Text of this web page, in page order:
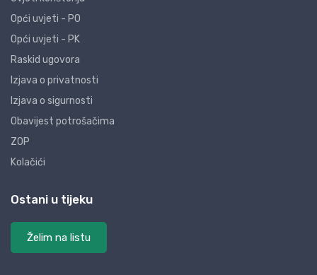
Opći uvjeti - PO
Opći uvjeti - PK
Raskid ugovora
Izjava o privatnosti
Izjava o sigurnosti
Obavijest potrošačima
ZOP
Kolačići
Ostani u tijeku
Želim na listu